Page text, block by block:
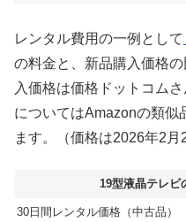
レンタル費用の一例として
の料金と、新品購入価格
入価格は価格ドットコム
についてはAmazonの類似
ます。（価格は2026年2月
19型液晶テレビ
30日間レンタル価格（中古品）